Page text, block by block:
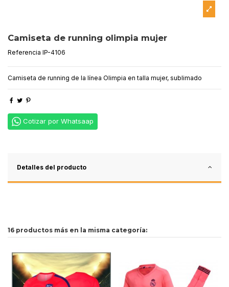
Camiseta de running olimpia mujer
Referencia IP-4106
Camiseta de running de la línea Olimpia en talla mujer, sublimado
Cotizar por Whatsaap
Detalles del producto
16 productos más en la misma categoría: